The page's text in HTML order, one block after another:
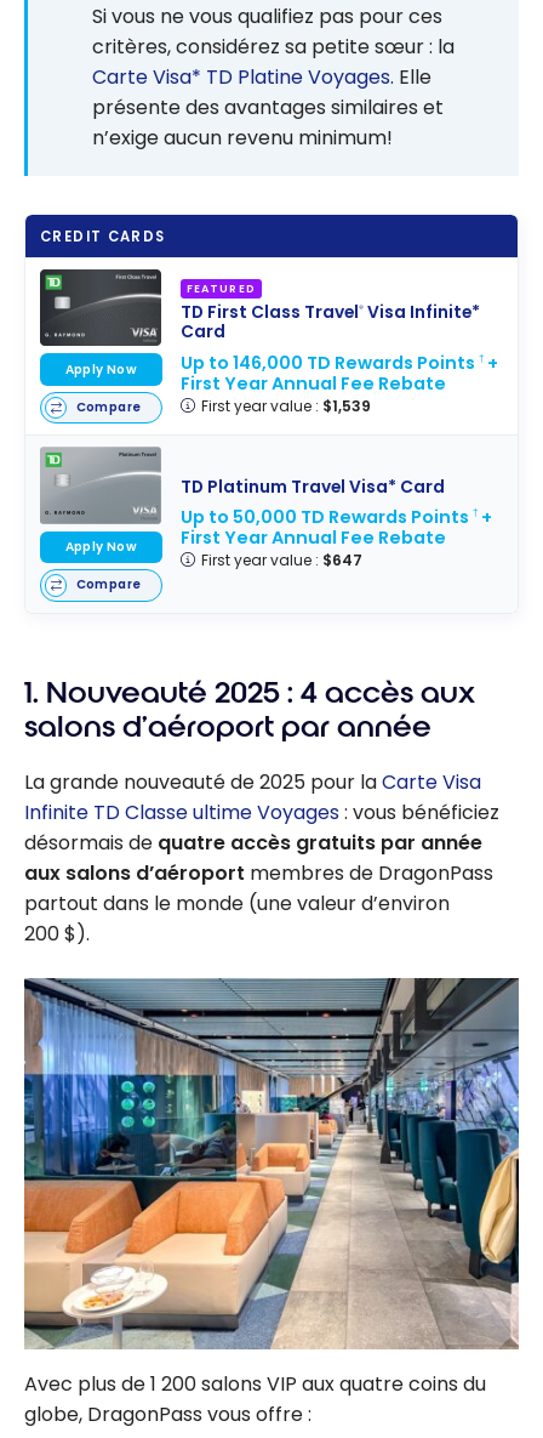
Si vous ne vous qualifiez pas pour ces
critères, considérez sa petite sœur : la
Carte Visa* TD Platine Voyages. Elle
présente des avantages similaires et
n’exige aucun revenu minimum!
CREDIT CARDS
FEATURED
TD First Class Travel®Visa Infinite*
Card
Up to 146,000 TD Rewards Points †+
First Year Annual Fee Rebate
First year value : $1,539
Apply Now
Compare
TD Platinum Travel Visa* Card
Up to 50,000 TD Rewards Points †+
First Year Annual Fee Rebate
First year value : $647
Apply Now
Compare
1. Nouveauté 2025 : 4 accès aux
salons d’aéroport par année
La grande nouveauté de 2025 pour laCarte Visa
Infinite TD Classe ultime Voyages: vous bénéficiez
désormais de quatre accès gratuits par année
aux salons d’aéroport membres de DragonPass
partout dans le monde (une valeur d’environ
200 $).
Avec plus de1 200salons VIP aux quatre coins du
globe, DragonPass vous offre :